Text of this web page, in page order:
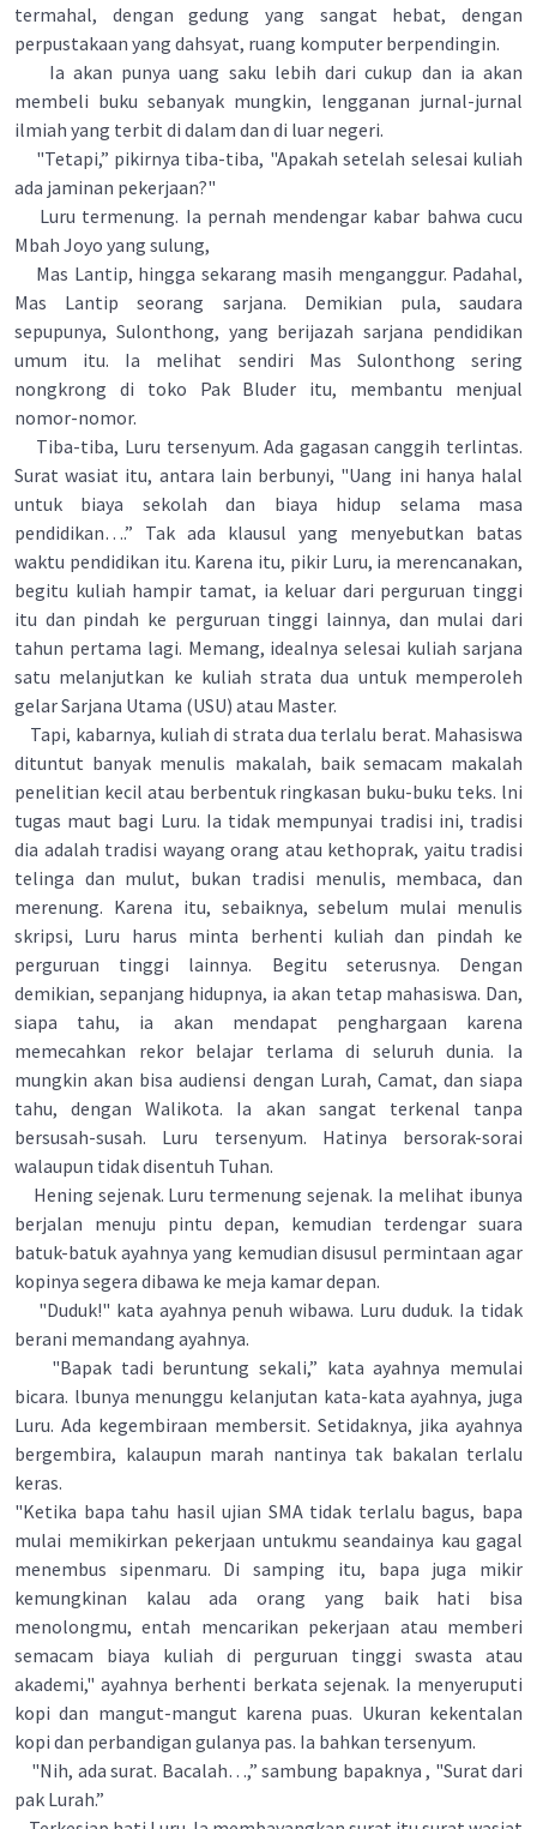
termahal, dengan gedung yang sangat hebat, dengan
perpustakaan yang dahsyat, ruang komputer berpendingin.
Ia akan punya uang saku lebih dari cukup dan ia akan
membeli buku sebanyak mungkin, lengganan jurnal-jurnal
ilmiah yang terbit di dalam dan di luar negeri.
"Tetapi,” pikirnya tiba-tiba, "Apakah setelah selesai kuliah
ada jaminan pekerjaan?"
Luru termenung. Ia pernah mendengar kabar bahwa cucu
Mbah Joyo yang sulung,
Mas Lantip, hingga sekarang masih menganggur. Padahal,
Mas Lantip seorang sarjana. Demikian pula, saudara
sepupunya, Sulonthong, yang berijazah sarjana pendidikan
umum itu. Ia melihat sendiri Mas Sulonthong sering
nongkrong di toko Pak Bluder itu, membantu menjual
nomor-nomor.
Tiba-tiba, Luru tersenyum. Ada gagasan canggih terlintas.
Surat wasiat itu, antara lain berbunyi, "Uang ini hanya halal
untuk biaya sekolah dan biaya hidup selama masa
pendidikan….” Tak ada klausul yang menyebutkan batas
waktu pendidikan itu. Karena itu, pikir Luru, ia merencanakan,
begitu kuliah hampir tamat, ia keluar dari perguruan tinggi
itu dan pindah ke perguruan tinggi lainnya, dan mulai dari
tahun pertama lagi. Memang, idealnya selesai kuliah sarjana
satu melanjutkan ke kuliah strata dua untuk memperoleh
gelar Sarjana Utama (USU) atau Master.
Tapi, kabarnya, kuliah di strata dua terlalu berat. Mahasiswa
dituntut banyak menulis makalah, baik semacam makalah
penelitian kecil atau berbentuk ringkasan buku-buku teks. lni
tugas maut bagi Luru. Ia tidak mempunyai tradisi ini, tradisi
dia adalah tradisi wayang orang atau kethoprak, yaitu tradisi
telinga dan mulut, bukan tradisi menulis, membaca, dan
merenung. Karena itu, sebaiknya, sebelum mulai menulis
skripsi, Luru harus minta berhenti kuliah dan pindah ke
perguruan tinggi lainnya. Begitu seterusnya. Dengan
demikian, sepanjang hidupnya, ia akan tetap mahasiswa. Dan,
siapa tahu, ia akan mendapat penghargaan karena
memecahkan rekor belajar terlama di seluruh dunia. Ia
mungkin akan bisa audiensi dengan Lurah, Camat, dan siapa
tahu, dengan Walikota. Ia akan sangat terkenal tanpa
bersusah-susah. Luru tersenyum. Hatinya bersorak-sorai
walaupun tidak disentuh Tuhan.
Hening sejenak. Luru termenung sejenak. Ia melihat ibunya
berjalan menuju pintu depan, kemudian terdengar suara
batuk-batuk ayahnya yang kemudian disusul permintaan agar
kopinya segera dibawa ke meja kamar depan.
"Duduk!" kata ayahnya penuh wibawa. Luru duduk. Ia tidak
berani memandang ayahnya.
"Bapak tadi beruntung sekali,” kata ayahnya memulai
bicara. lbunya menunggu kelanjutan kata-kata ayahnya, juga
Luru. Ada kegembiraan membersit. Setidaknya, jika ayahnya
bergembira, kalaupun marah nantinya tak bakalan terlalu
keras.
"Ketika bapa tahu hasil ujian SMA tidak terlalu bagus, bapa
mulai memikirkan pekerjaan untukmu seandainya kau gagal
menembus sipenmaru. Di samping itu, bapa juga mikir
kemungkinan kalau ada orang yang baik hati bisa
menolongmu, entah mencarikan pekerjaan atau memberi
semacam biaya kuliah di perguruan tinggi swasta atau
akademi," ayahnya berhenti berkata sejenak. Ia menyeruputi
kopi dan mangut-mangut karena puas. Ukuran kekentalan
kopi dan perbandigan gulanya pas. Ia bahkan tersenyum.
"Nih, ada surat. Bacalah…,” sambung bapaknya , "Surat dari
pak Lurah.”